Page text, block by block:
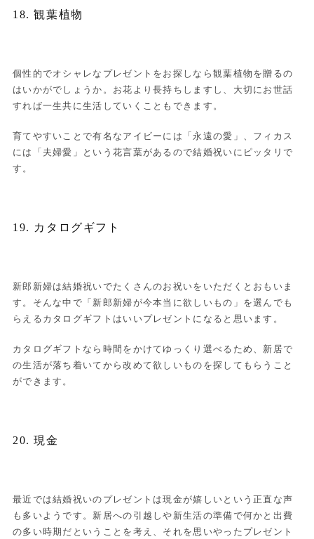
18. 観葉植物
個性的でオシャレなプレゼントをお探しなら観葉植物を贈るの
はいかがでしょうか。お花より長持ちしますし、大切にお世話
すれば一生共に生活していくこともできます。
育てやすいことで有名なアイビーには「永遠の愛」、フィカス
には「夫婦愛」という花言葉があるので結婚祝いにピッタリで
す。
19. カタログギフト
新郎新婦は結婚祝いでたくさんのお祝いをいただくとおもいま
す。そんな中で「新郎新婦が今本当に欲しいもの」を選んでも
らえるカタログギフトはいいプレゼントになると思います。
カタログギフトなら時間をかけてゆっくり選べるため、新居で
の生活が落ち着いてから改めて欲しいものを探してもらうこと
ができます。
20. 現金
最近では結婚祝いのプレゼントは現金が嬉しいという正直な声
も多いようです。新居への引越しや新生活の準備で何かと出費
の多い時期だということを考え、それを思いやったプレゼント